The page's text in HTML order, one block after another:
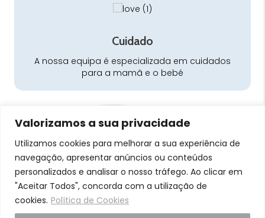
Valorizamos a sua privacidade
Utilizamos cookies para melhorar a sua experiência de
navegação, apresentar anúncios ou conteúdos
personalizados e analisar o nosso tráfego. Ao clicar em
"Aceitar Todos", concorda com a utilização de
cookies. Política de Cookies
Cuidado
A nossa equipa é especializada em cuidados
para a mamã e o bebé
Pra Mamã
Gravidez e Maternidade | Tudo para o seu Bebé |
Puericultura | Brinquedos | Alimentação e Amamentação
| Hora de Dormir | Hora do Banho | Hora de Passear